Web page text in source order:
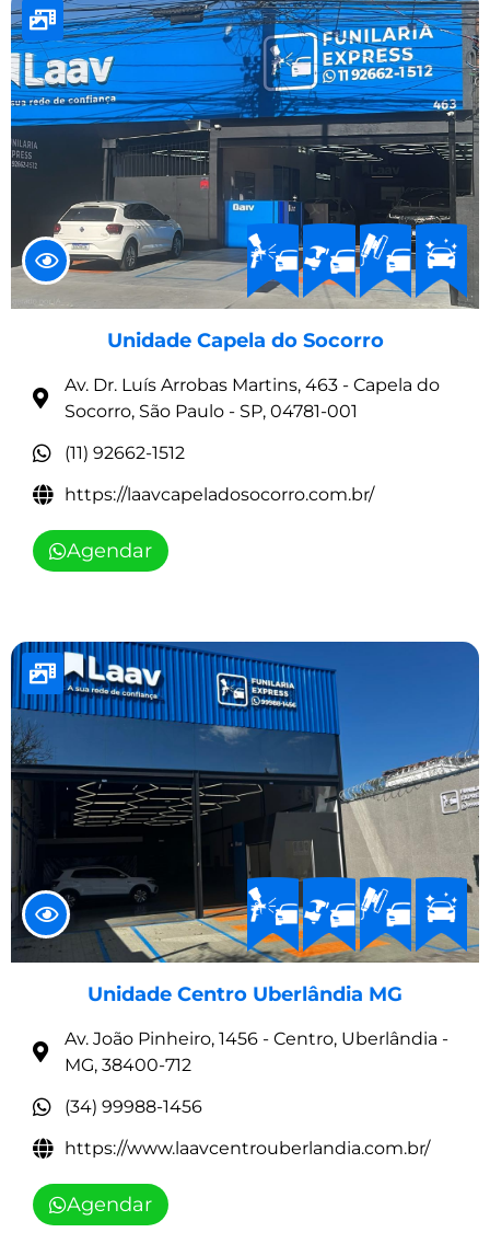
Unidade Capela do Socorro
Av. Dr. Luís Arrobas Martins, 463 - Capela do
Socorro, São Paulo - SP, 04781-001
(11) 92662-1512
https://laavcapeladosocorro.com.br/
Agendar
Unidade Centro Uberlândia MG
Av. João Pinheiro, 1456 - Centro, Uberlândia -
MG, 38400-712
(34) 99988-1456
https://www.laavcentrouberlandia.com.br/
Agendar